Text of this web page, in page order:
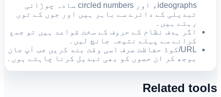
ideographs، اور circled numbers سادہ چوڑائی
تبدیلی کے دائرے سے باہر ہیں اور جوں کے توں
رہتے ہیں۔
اگر ہدف نظام کے حروف کے سخت قواعد ہیں تو جمع
کرانے سے پہلے نتیجہ جانچ لیں۔
URL/کوڈ حفاظت صرف اسی وقت بند کریں جب آپ جان
بوجھ کر ان حصوں کو بھی تبدیل کرنا چاہتے ہوں۔
Related tools